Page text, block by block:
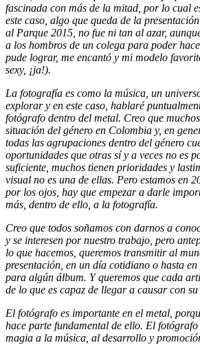
fascinada con más de la mitad, por lo cual
este caso, algo que queda de la
al Parque 2015, no fue ni tan al azar,
a los hombros de un colega para poder
pude lograr, me encantó y mi modelo
sexy, ¡ja!).
La fotografía es como la música, un
explorar y en este caso, hablaré
fotógrafo dentro del metal. Creo que
situación del género en Colombia y, en
todas las agrupaciones dentro del género
oportunidades que otras sí y a veces no es
suficiente, muchos tienen prioridades y
visual no es una de ellas. Pero estamos en
por los ojos, hay que empezar a darle
más, dentro de ello, a la fotografía.
Creo que todos soñamos con darnos a
y se interesen por nuestro trabajo, pero
lo que hacemos, queremos transmitir al
presentación, en un día cotidiano o hasta en
para algún álbum. Y queremos que cada
de lo que es capaz de llegar a causar con
El fotógrafo es importante en el metal,
hace parte fundamental de ello. El
magia a la música, al desarrollo y